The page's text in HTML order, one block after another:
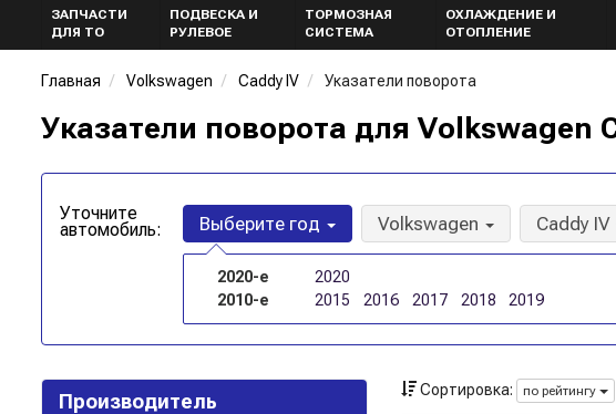
ЗАПЧАСТИ
ДЛЯ ТО
ПОДВЕСКА И
РУЛЕВОЕ
ТОРМОЗНАЯ
СИСТЕМА
ОХЛАЖДЕНИЕ И
ОТОПЛЕНИЕ
Главная Volkswagen Caddy IV Указатели поворота
Указатели поворота для Volkswagen
Уточните
автомобиль: Выберите год
2020-е
2020
2010-е
2015 2016 2017 2018 2019
Volkswagen Caddy IV
Производитель Сортировка: по рейтингу